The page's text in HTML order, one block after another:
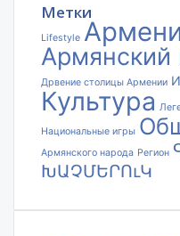
Метки
Lifestyle
Армянский
Дрвение столицы Армении
Культура
Национальные игры
Армянского народа Регион
ԽԱՉՄԵՐՈւԿ